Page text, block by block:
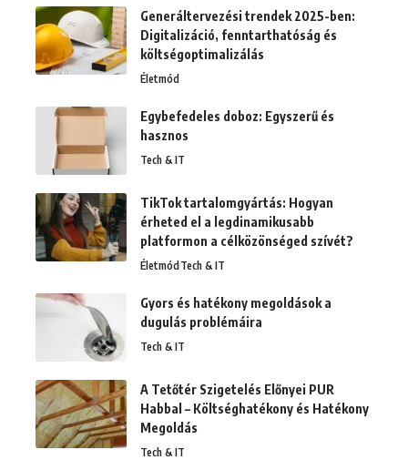
Generáltervezési trendek 2025-ben:
Digitalizáció, fenntarthatóság és
költségoptimalizálás
Életmód
Egybefedeles doboz: Egyszerű és
hasznos
Tech & IT
TikTok tartalomgyártás: Hogyan
érheted el a legdinamikusabb
platformon a célközönséged szívét?
ÉletmódTech & IT
Gyors és hatékony megoldások a
dugulás problémáira
Tech & IT
A Tetőtér Szigetelés Előnyei PUR
Habbal – Költséghatékony és Hatékony
Megoldás
Tech & IT